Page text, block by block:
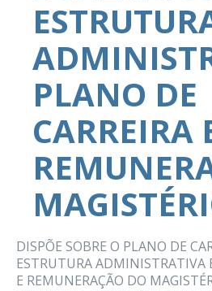
PLANO DE
CARREIRA
DISPÕE SOBRE O PLANO DE
ESTRUTURA ADMINISTRATIVA
E REMUNERAÇÃO DO